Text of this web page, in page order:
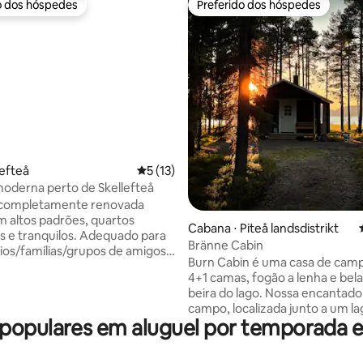
de 5, 34 avaliações
dos hóspedes
dos hóspedes
5 de uma avaliação média de 5, 13
5 (13)
perto de Skellefteå
renovada
altos padrões, quartos
e tranquilos. Adequado para
famílias/grupos de amigos,
cozinha têm eletrodomésticos
tudo. Cozinha grande
Preferido dos hóspedes
Preferido dos hóspedes
Cabana ⋅ Piteå landsdistrikt
Bränne Cabin
Burn Cabin é uma casa de
4+1 camas, fogão a lenha e
beira do lago. Nossa encantadora casa de
campo, localizada junto a um
cabo arborizado mais antigo, é
refúgio para quem quer
em aluguel por temporada